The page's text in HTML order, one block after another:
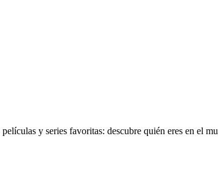
y series favoritas: descubre quién eres en el